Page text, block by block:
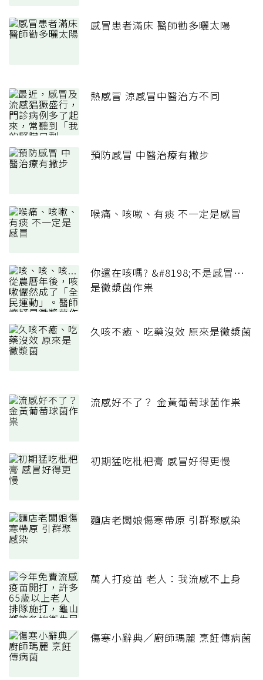
感冒患者滿床 醫師勸多曬太陽
熱感冒 涼感冒中醫治方不同
預防感冒 中醫治療有撇步
喉痛、咳嗽、有痰 不一定是感冒
你還在咳嗎? &#8198;不是感冒…
是黴漿菌作祟
久咳不癒、吃藥沒效 原來是黴漿菌
流感好不了？ 金黃葡萄球菌作祟
初期猛吃枇杷膏 感冒好得更慢
麵店老闆娘傷寒帶原 引群聚感染
萬人打疫苗 老人：我流感不上身
傷寒小辭典／廚師瑪麗 烹飪傳病菌